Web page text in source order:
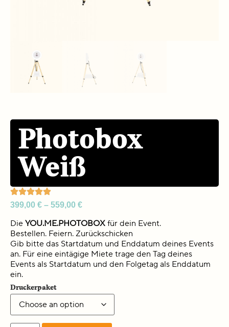
Photobox
Weiß
399,00 € – 559,00 €
Die YOU.ME.PHOTOBOX für dein Event.
Bestellen. Feiern. Zurückschicken
Gib bitte das Startdatum und Enddatum deines Events
an. Für eine eintägige Miete trage den Tag deines
Events als Startdatum und den Folgetag als Enddatum
ein.
Druckerpaket